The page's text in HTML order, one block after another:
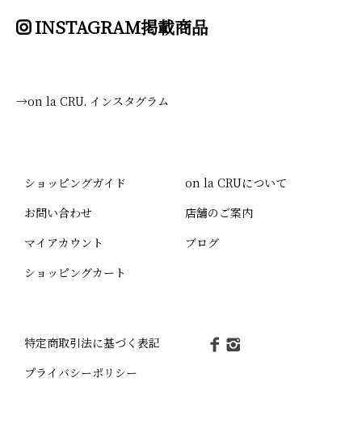
INSTAGRAM掲載商品
→on la CRU. インスタグラム
ショッピングガイド
お問い合わせ
マイアカウント
ショッピングカート
on la CRUについて
店舗のご案内
ブログ
特定商取引法に基づく表記
プライバシーポリシー